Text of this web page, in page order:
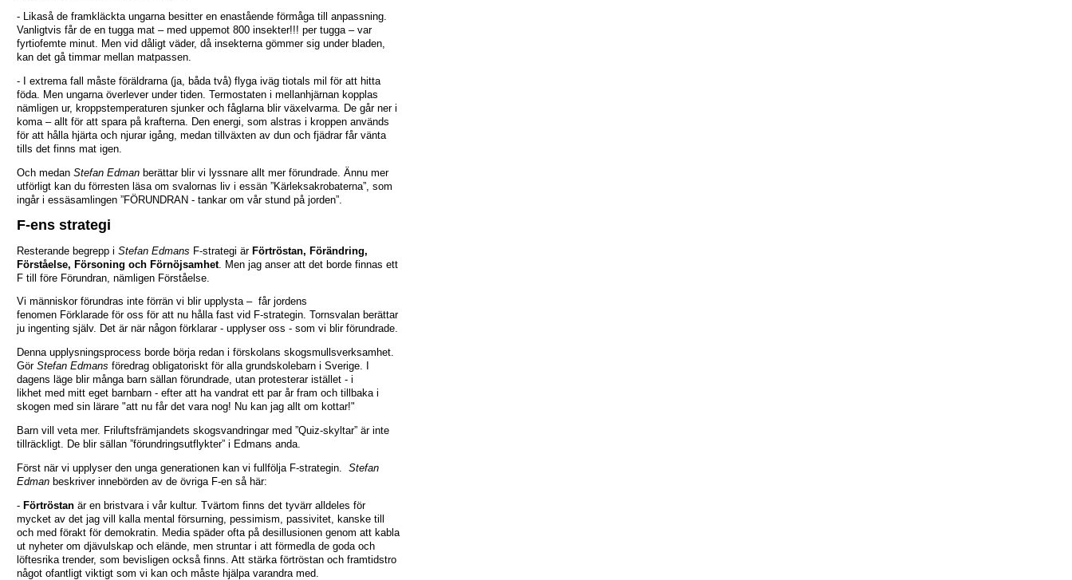
- Likaså de framkläckta ungarna besitter en enastående förmåga till anpassning.
Vanligtvis får de en tugga mat – med uppemot 800 insekter!!! per tugga – var
fyrtiofemte minut. Men vid dåligt väder, då insekterna gömmer sig under bladen,
kan det gå timmar mellan matpassen.
- I extrema fall måste föräldrarna (ja, båda två) flyga iväg tiotals mil för att hitta
föda. Men ungarna överlever under tiden. Termostaten i mellanhjärnan kopplas
nämligen ur, kroppstemperaturen sjunker och fåglarna blir växelvarma. De går ner i
koma – allt för att spara på krafterna. Den energi, som alstras i kroppen används
för att hålla hjärta och njurar igång, medan tillväxten av dun och fjädrar får vänta
tills det finns mat igen.
Och medan Stefan Edman berättar blir vi lyssnare allt mer förundrade. Ännu mer
utförligt kan du förresten läsa om svalornas liv i essän ”Kärleksakrobaterna”, som
ingår i essäsamlingen ”FÖRUNDRAN - tankar om vår stund på jorden”.
F-ens strategi
Resterande begrepp i Stefan Edmans F-strategi är Förtröstan, Förändring,
Förståelse, Försoning och Förnöjsamhet. Men jag anser att det borde finnas ett
F till före Förundran, nämligen Förståelse.
Vi människor förundras inte förrän vi blir upplysta – får jordens
fenomen Förklarade för oss för att nu hålla fast vid F-strategin. Tornsvalan berättar
ju ingenting själv. Det är när någon förklarar - upplyser oss - som vi blir förundrade.
Denna upplysningsprocess borde börja redan i förskolans skogsmullsverksamhet.
Gör Stefan Edmans föredrag obligatoriskt för alla grundskolebarn i Sverige. I
dagens läge blir många barn sällan förundrade, utan protesterar istället - i
likhet med mitt eget barnbarn - efter att ha vandrat ett par år fram och tillbaka i
skogen med sin lärare "att nu får det vara nog! Nu kan jag allt om kottar!"
Barn vill veta mer. Friluftsfrämjandets skogsvandringar med ”Quiz-skyltar” är inte
tillräckligt. De blir sällan ”förundringsutflykter” i Edmans anda.
Först när vi upplyser den unga generationen kan vi fullfölja F-strategin. Stefan
Edman beskriver innebörden av de övriga F-en så här:
- Förtröstan är en bristvara i vår kultur. Tvärtom finns det tyvärr alldeles för
mycket av det jag vill kalla mental försurning, pessimism, passivitet, kanske till
och med förakt för demokratin. Media späder ofta på desillusionen genom att kabla
ut nyheter om djävulskap och elände, men struntar i att förmedla de goda och
löftesrika trender, som bevisligen också finns. Att stärka förtröstan och framtidstro
något ofantligt viktigt som vi kan och måste hjälpa varandra med.